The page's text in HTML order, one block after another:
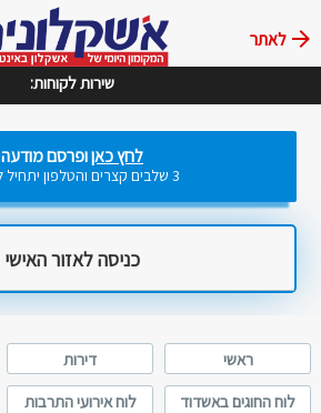
לאתר
שירות לקוחות:
לחץ כאןופרסם מודעה
3 שלבים קצרים והטלפון יתחיל לצלצל
כניסה לאזור האישי
ראשי דירות
לוח החוגים באשדוד
לוח אירועי התרבות